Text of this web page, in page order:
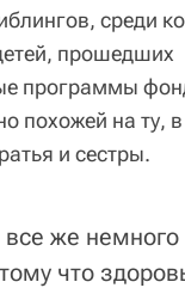
среди
прошедших
программы
похожей на ту, в
и сестры.
же немного
что